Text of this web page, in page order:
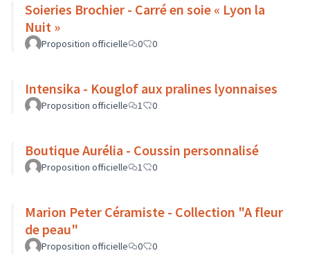
Soieries Brochier - Carré en soie « Lyon la
Nuit »
Proposition officielle 0 0
Intensika - Kouglof aux pralines lyonnaises
Proposition officielle 1 0
Boutique Aurélia - Coussin personnalisé
Proposition officielle 1 0
Marion Peter Céramiste - Collection "A fleur
de peau"
Proposition officielle 0 0